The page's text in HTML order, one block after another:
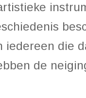
iedereen die
de